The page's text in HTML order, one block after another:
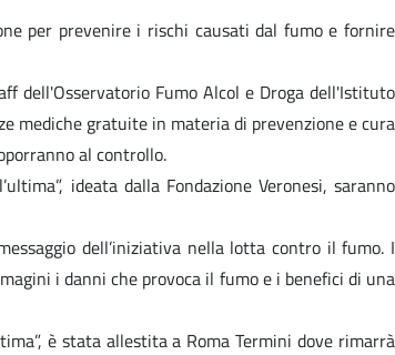
per prevenire i rischi causati dal fumo e fornire
dell'Osservatorio Fumo Alcol e Droga dell'Istituto
mediche gratuite in materia di prevenzione e cura
al controllo.
ideata dalla Fondazione Veronesi, saranno
dell’iniziativa nella lotta contro il fumo. I
i danni che provoca il fumo e i benefici di una
è stata allestita a Roma Termini dove rimarrà